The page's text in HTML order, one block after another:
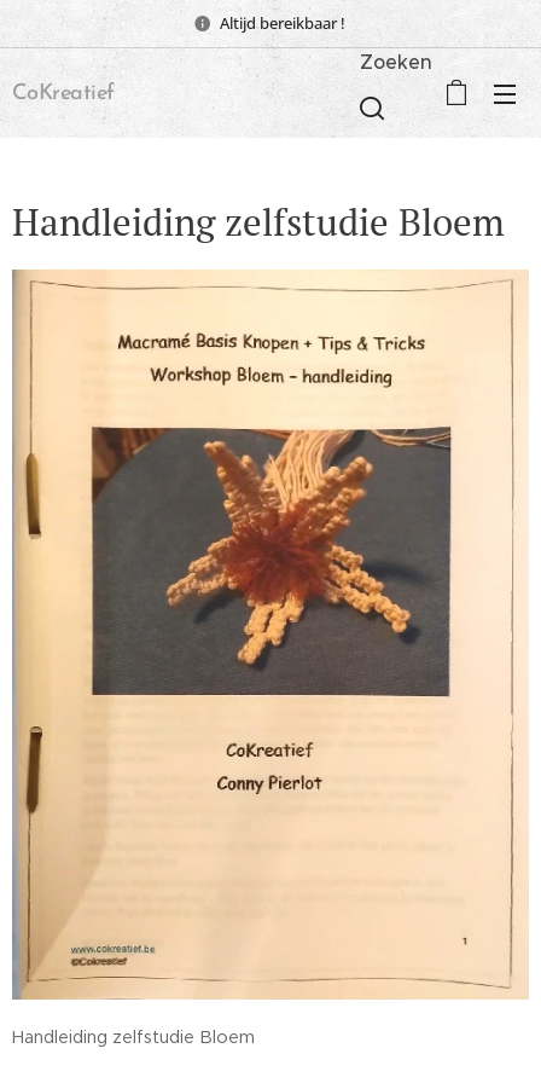
Altijd bereikbaar !
CoKreatief
Zoeken
Handleiding zelfstudie Bloem
Handleiding zelfstudie Bloem